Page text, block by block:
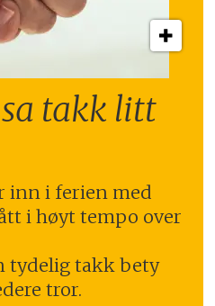
takk litt
inn i ferien med
i høyt tempo over
tydelig takk bety
tror.